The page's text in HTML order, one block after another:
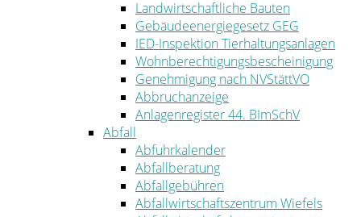
Landwirtschaftliche Bauten
Gebäudeenergiegesetz GEG
IED-Inspektion Tierhaltungsanlagen
Wohnberechtigungsbescheinigung
Genehmigung nach NVStättVO
Abbruchanzeige
Anlagenregister 44. BImSchV
Abfall
Abfuhrkalender
Abfallberatung
Abfallgebühren
Abfallwirtschaftszentrum Wiefels